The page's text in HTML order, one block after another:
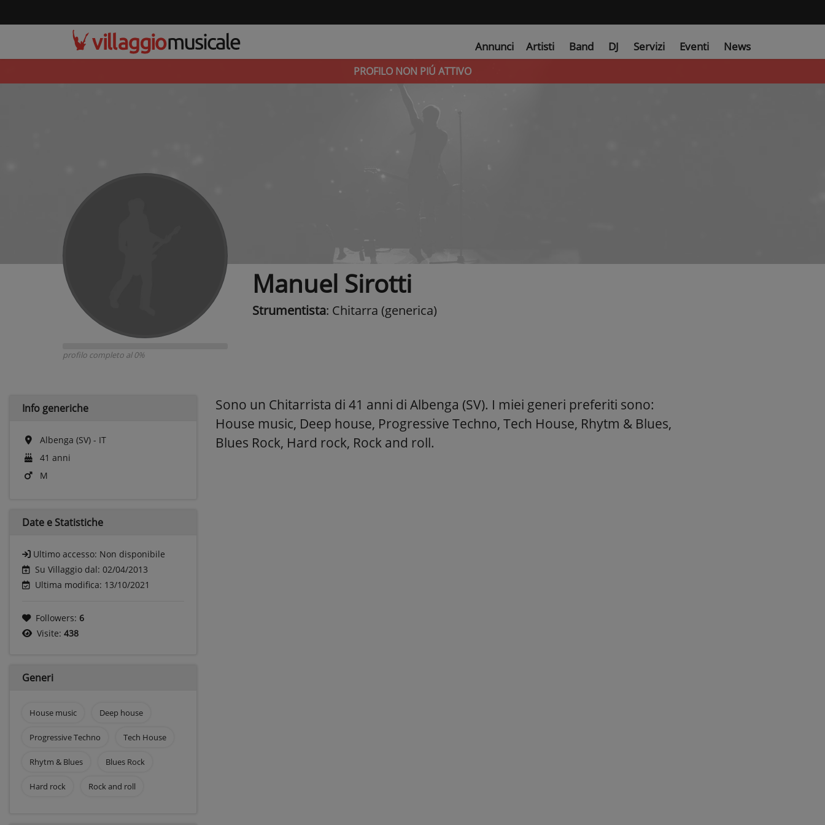
Annunci Artisti Band DJ Servizi Eventi News
PROFILO NON PIÚ ATTIVO
profilo completo al 0%
Manuel Sirotti
Strumentista: Chitarra (generica)
Info generiche
Albenga (SV) - IT
41 anni
M
Date e Statistiche
Ultimo accesso: Non disponibile
Su Villaggio dal: 02/04/2013
Ultima modifica: 13/10/2021
Followers: 6
Visite: 438
Generi
House music Deep house
Progressive Techno Tech House
Rhytm & Blues Blues Rock
Hard rock Rock and roll
Sono un Chitarrista di 41 anni di Albenga (SV). I miei generi preferiti sono:
House music, Deep house, Progressive Techno, Tech House, Rhytm & Blues,
Blues Rock, Hard rock, Rock and roll.